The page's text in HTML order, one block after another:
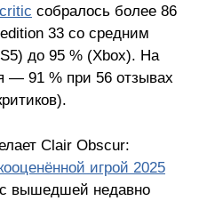
собралось более 86
33 со средним
до 95 % (Xbox). На
— 91 % при 56 отзывах
Clair Obscur:
игрой 2025
вышедшей недавно